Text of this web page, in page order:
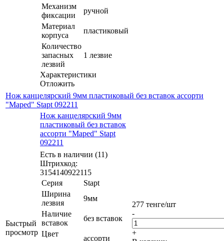
Механизм
фиксации
ручной
Материал
корпуса
пластиковый
Количество
запасных
лезвий
1 лезвие
Характеристики
Отложить
Нож канцелярский 9мм пластиковый без вставок ассорти
"Maped" Stapt 092211
Быстрый
просмотр
Нож канцелярский 9мм
пластиковый без вставок
ассорти "Maped" Stapt
092211
Есть в наличии (11)
Штрихкод:
3154140922115
Серия
Stapt
Ширина
лезвия
9мм
Наличие
вставок
без вставок
Цвет
ассорти
277 тенге/шт
-
+